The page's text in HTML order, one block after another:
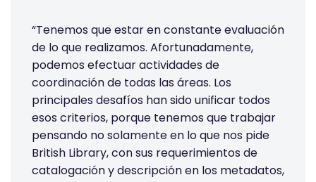
“Tenemos que estar en constante evaluación
de lo que realizamos. Afortunadamente,
podemos efectuar actividades de
coordinación de todas las áreas. Los
principales desafíos han sido unificar todos
esos criterios, porque tenemos que trabajar
pensando no solamente en lo que nos pide
British Library, con sus requerimientos de
catalogación y descripción en los metadatos,